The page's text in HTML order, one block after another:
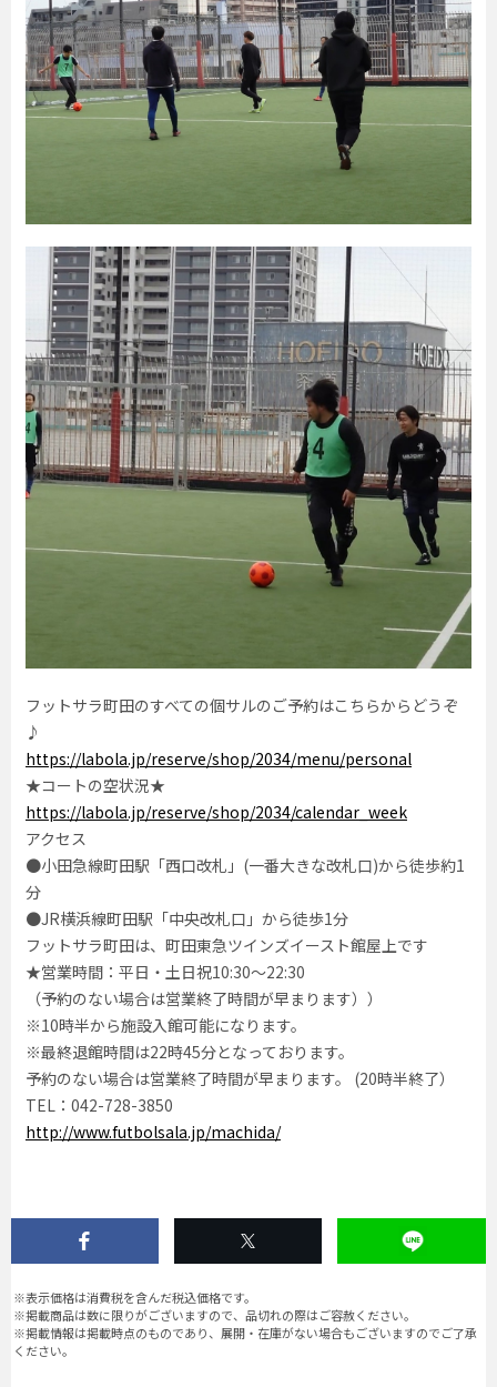
フットサラ町田のすべての個サルのご予約はこちらからどうぞ
♪
https://labola.jp/reserve/shop/2034/menu/personal
★コートの空状況★
https://labola.jp/reserve/shop/2034/calendar_week
アクセス
●小田急線町田駅「西口改札」(一番大きな改札口)から徒歩約1
分
●JR横浜線町田駅「中央改札口」から徒歩1分
フットサラ町田は、町田東急ツインズイースト館屋上です
★営業時間：平日・土日祝10:30～22:30
（予約のない場合は営業終了時間が早まります））
※10時半から施設入館可能になります。
※最終退館時間は22時45分となっております。
予約のない場合は営業終了時間が早まります。 (20時半終了）
TEL：042-728-3850
http://www.futbolsala.jp/machida/
※表示価格は消費税を含んだ税込価格です。
※掲載商品は数に限りがございますので、品切れの際はご容赦ください。
※掲載情報は掲載時点のものであり、展開・在庫がない場合もございますのでご了承
ください。